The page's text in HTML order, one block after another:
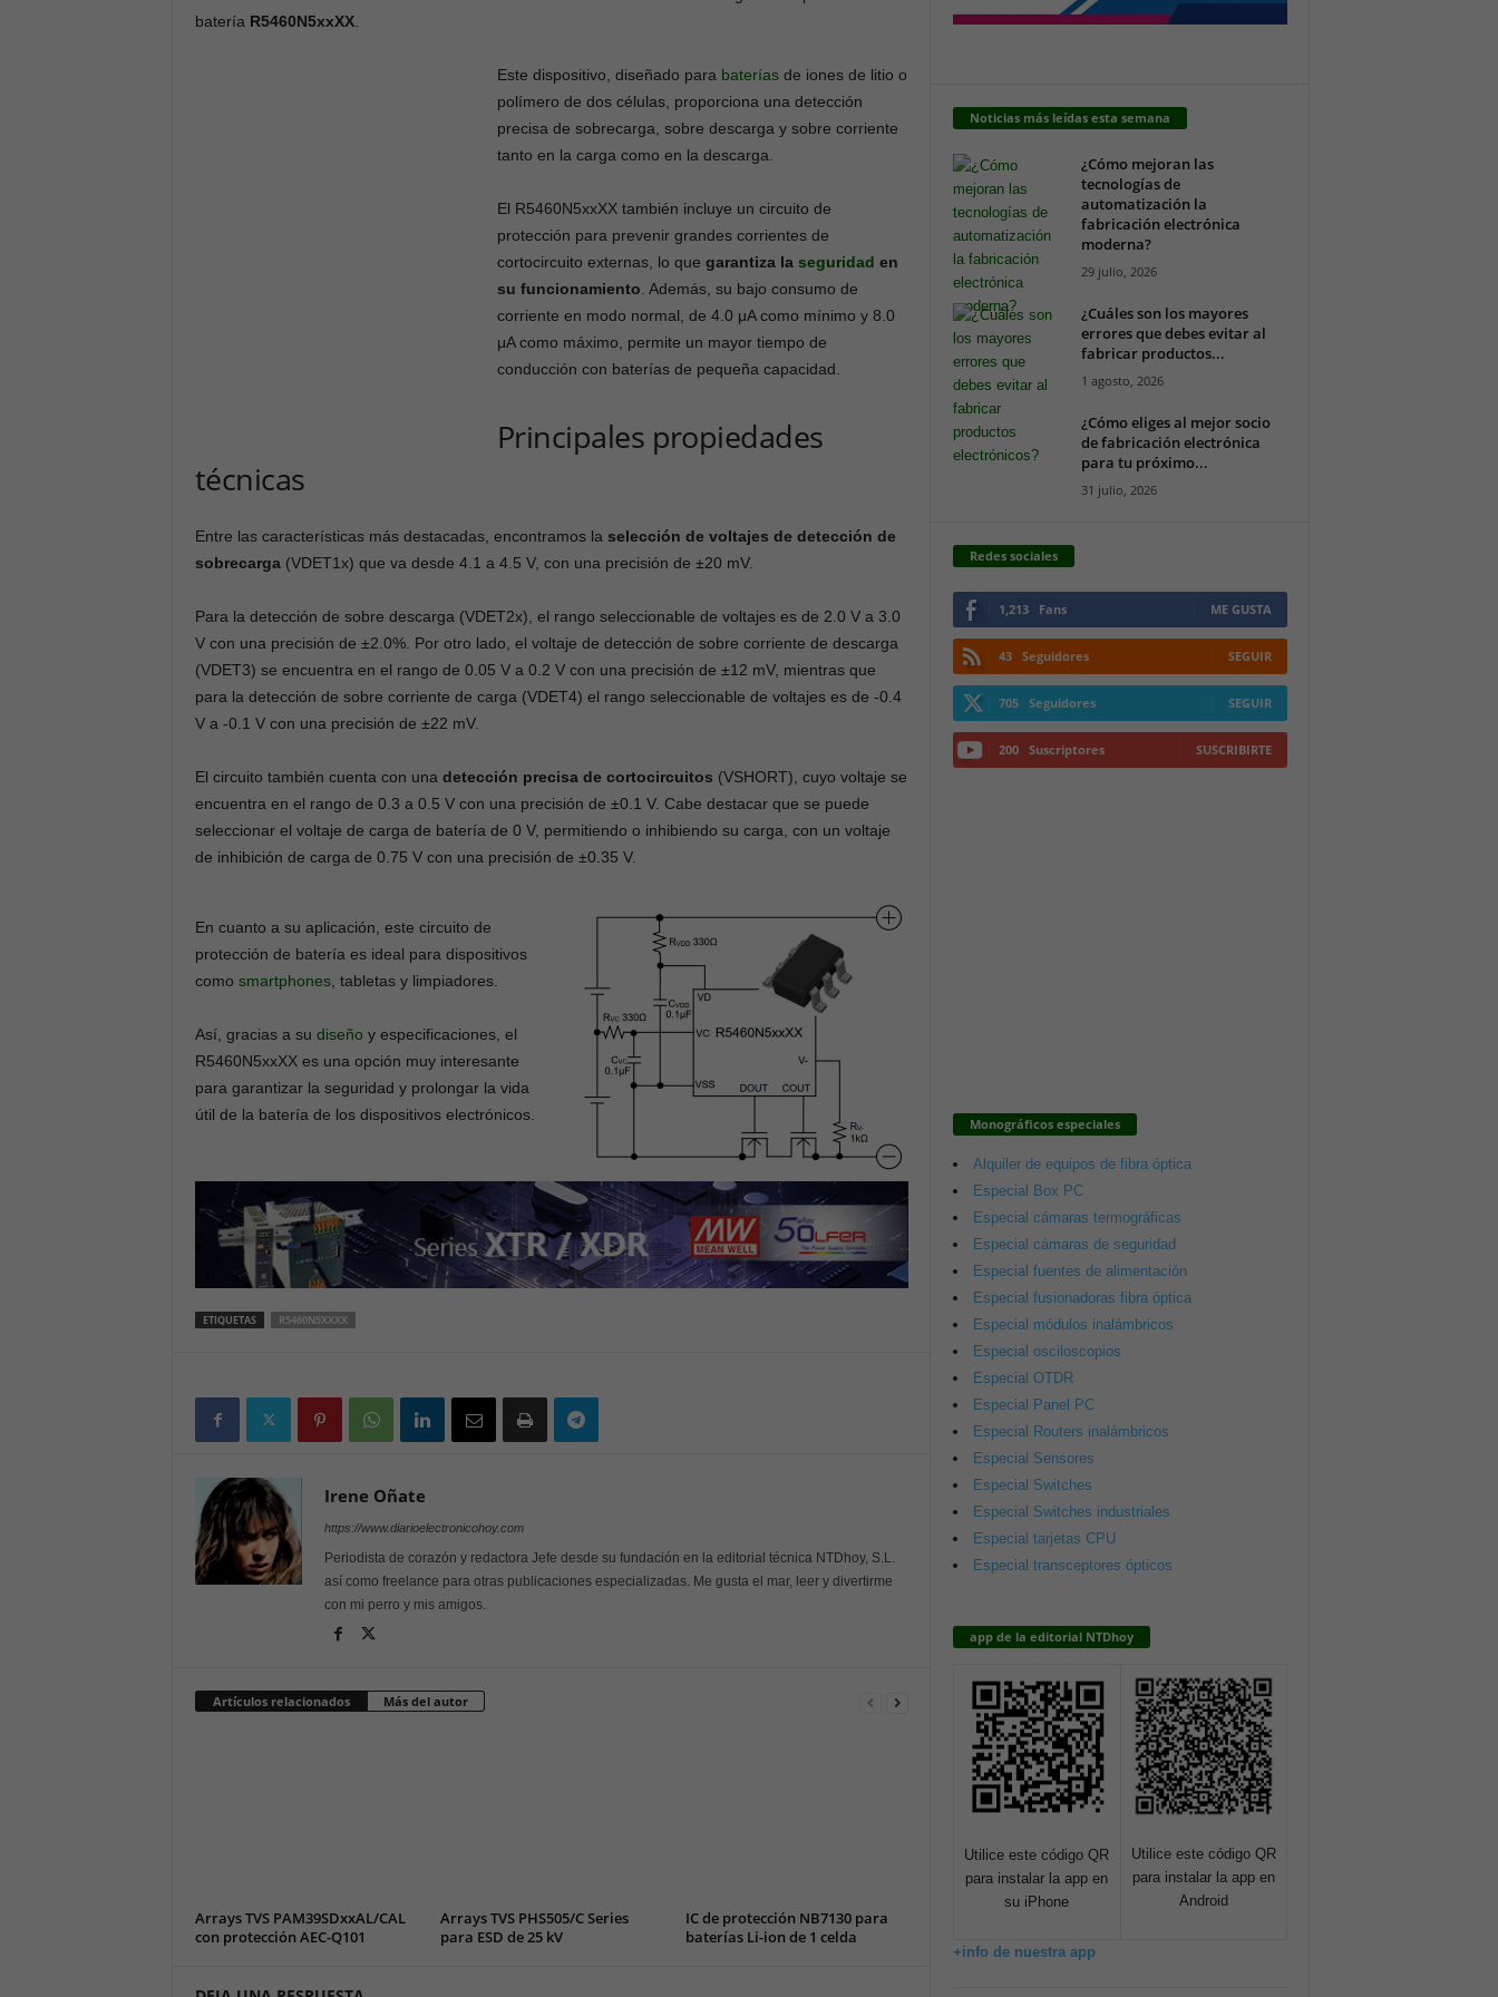
batería R5460N5xxXX
Este dispositivo, diseñado para baterías de iones de litio o
polímero de dos células, proporciona una detección
precisa de sobrecarga, sobre descarga y sobre corriente
tanto en la carga como en la descarga.
El R5460N5xxXX también incluye un circuito de
protección para prevenir grandes corrientes de
cortocircuito externas, lo que garantiza la seguridad en
su funcionamiento . Además, su bajo consumo de
corriente en modo normal, de 4.0 μA como mínimo y 8.0
μA como máximo, permite un mayor tiempo de
conducción con baterías de pequeña capacidad.
Principales propiedades
técnicas
Entre las características más destacadas, encontramos la selección de voltajes de detección de
sobrecarga (VDET1x) que va desde 4.1 a 4.5 V, con una precisión de ±20 mV.
Para la detección de sobre descarga (VDET2x), el rango seleccionable de voltajes es de 2.0 V a 3.0
V con una precisión de ±2.0%. Por otro lado, el voltaje de detección de sobre corriente de descarga
(VDET3) se encuentra en el rango de 0.05 V a 0.2 V con una precisión de ±12 mV, mientras que
para la detección de sobre corriente de carga (VDET4) el rango seleccionable de voltajes es de -0.4
V a -0.1 V con una precisión de ±22 mV.
El circuito también cuenta con una detección precisa de cortocircuitos (VSHORT), cuyo voltaje se
encuentra en el rango de 0.3 a 0.5 V con una precisión de ±0.1 V. Cabe destacar que se puede
seleccionar el voltaje de carga de batería de 0 V, permitiendo o inhibiendo su carga, con un voltaje
de inhibición de carga de 0.75 V con una precisión de ±0.35 V.
En cuanto a su aplicación, este circuito de
protección de batería es ideal para dispositivos
como smartphones , tabletas y limpiadores.
Así, gracias a su diseño y especificaciones, el
R5460N5xxXX es una opción muy interesante
para garantizar la seguridad y prolongar la vida
útil de la batería de los dispositivos electrónicos.
ETIQUETAS R5460N5XXXX
Irene Oñate
https://www.diarioelectronicohoy.com
Periodista de corazón y redactora Jefe desde su fundación en la editorial técnica NTDhoy, S.L.
así como freelance para otras publicaciones especializadas. Me gusta el mar, leer y divertirme
con mi perro y mis amigos.
Artículos relacionados Más del autor
Arrays TVS PAM39SDxxAL/CAL
con protección AEC-Q101
Arrays TVS PHS505/C Series
para ESD de 25 kV
IC de protección NB7130 para
baterías Li-ion de 1 celda
Noticias más leídas esta semana
¿Cómo mejoran las
tecnologías de
automatización la
fabricación electrónica
moderna?
29 julio, 2026
¿Cuáles son los mayores
errores que debes evitar al
fabricar productos...
1 agosto, 2026
¿Cómo eliges al mejor socio
de fabricación electrónica
para tu próximo...
31 julio, 2026
Redes sociales
1,213 Fans ME GUSTA
43 Seguidores SEGUIR
705 Seguidores SEGUIR
200 Suscriptores SUSCRIBIRTE
Monográficos especiales
Alquiler de equipos de fibra óptica
Especial Box PC
Especial cámaras termográficas
Especial cámaras de seguridad
Especial fuentes de alimentación
Especial fusionadoras fibra óptica
Especial módulos inalámbricos
Especial osciloscopios
Especial OTDR
Especial Panel PC
Especial Routers inalámbricos
Especial Sensores
Especial Switches
Especial Switches industriales
Especial tarjetas CPU
Especial transceptores ópticos
app de la editorial NTDhoy
Utilice este código QR
para instalar la app en
su iPhone
Utilice este código QR
para instalar la app en
Android
+info de nuestra app